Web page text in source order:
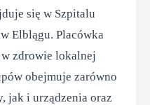
się w Szpitalu
Elblągu. Placówka
zdrowie lokalnej
obejmuje zarówno
jak i urządzenia oraz